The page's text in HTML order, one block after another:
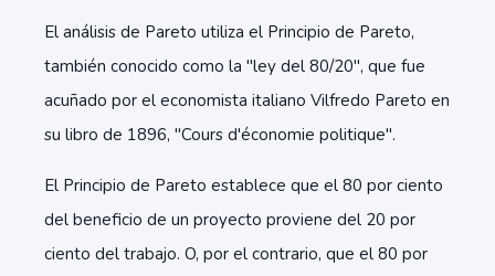
El análisis de Pareto utiliza el Principio de Pareto,
también conocido como la "ley del 80/20", que fue
acuñado por el economista italiano Vilfredo Pareto en
su libro de 1896, "Cours d'économie politique".
El Principio de Pareto establece que el 80 por ciento
del beneficio de un proyecto proviene del 20 por
ciento del trabajo. O, por el contrario, que el 80 por